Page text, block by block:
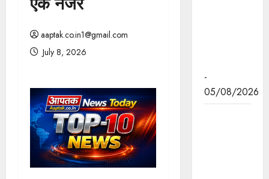
aaptak.co.in1@gmail.com
July 8, 2026
-
05/08/2026